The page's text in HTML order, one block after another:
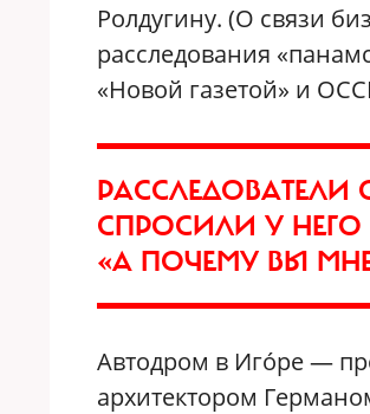
Ролдугину. (О связи
расследования
«Новой газетой» и
СПРОСИЛИ У НЕГО
«А ПОЧЕМУ ВЫ
Автодром в Игóре —
архитектором